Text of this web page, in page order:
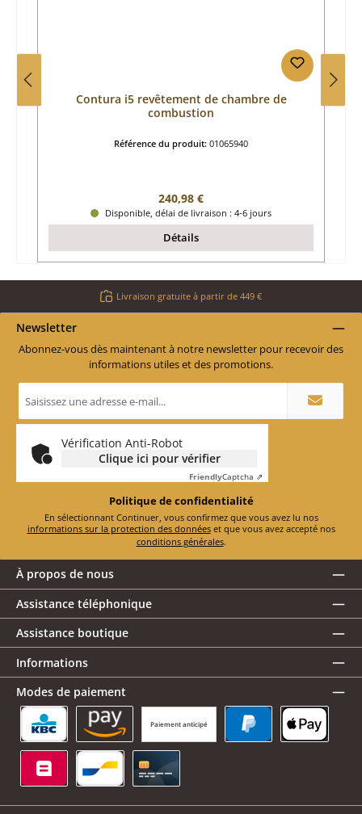
Contura i5 revêtement de chambre de
combustion
Référence du produit: 01065940
Prix régulier :
240,98 €
Disponible, délai de livraison : 4-6 jours
Détails
Livraison gratuite à partir de 449 €
Newsletter
Abonnez-vous dès maintenant à notre newsletter pour recevoir des
informations utiles et des promotions.
e-
mail
*
Vérification Anti-Robot
Clique ici pour vérifier
FriendlyCaptcha ⇗
Politique de confidentialité
En sélectionnant Continuer, vous confirmez que vous avez lu nos
informations sur la protection des données
et que vous avez accepté nos
conditions générales.
À propos de nous
Assistance téléphonique
Assistance boutique
Informations
Modes de paiement
Paiement anticipé
KBC/CBC Payment Button
Amazon Pay